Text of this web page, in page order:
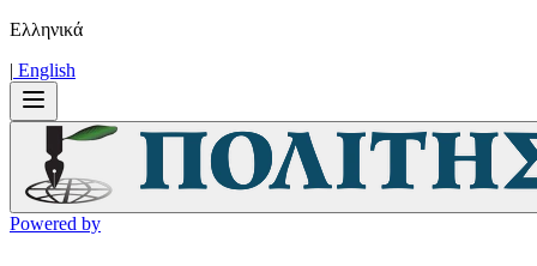
Ελληνικά
| Εnglish
Powered by